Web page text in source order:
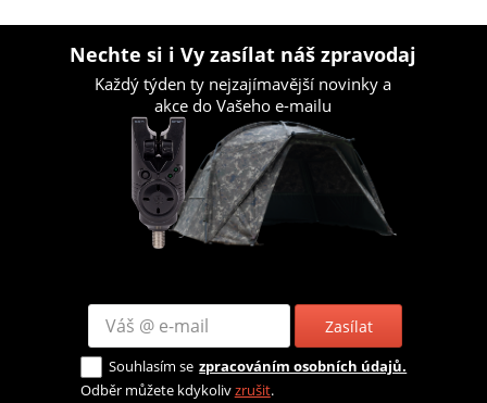
Nechte si i Vy zasílat náš zpravodaj
Každý týden ty nejzajímavější novinky a
akce do Vašeho e-mailu
Zasílat
Souhlasím se zpracováním osobních údajů.
Odběr můžete kdykolivzrušit.